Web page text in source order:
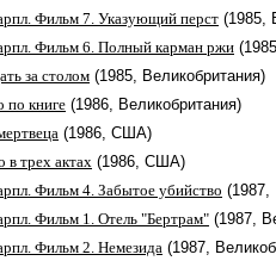
Фильм 7. Указующий перст (1985,
Фильм 6. Полный карман ржи
за столом (1985, Великобритания)
по книге (1986, Великобритания)
(1986, США)
в трех актах (1986, США)
Фильм 4. Забытое убийство (1987,
Фильм 1. Отель "Бертрам" (1987,
Фильм 2. Немезида (1987,